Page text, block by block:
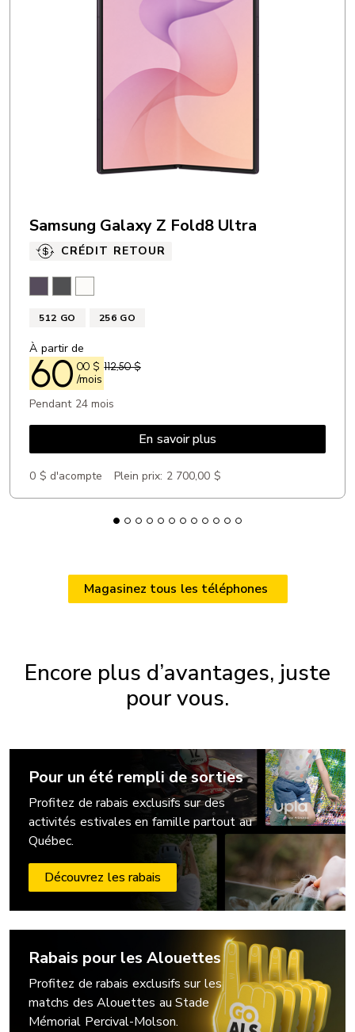
Samsung Galaxy Z Fold8 Ultra
CRÉDIT RETOUR
512 GO 256 GO
À partir de
60 00 $
/mois
112,50 $
Pendant 24 mois
En savoir plus
0 $ d'acompte Plein prix: 2 700,00 $
Magasinez tous les téléphones
Encore plus d’avantages, juste
pour vous.
Pour un été rempli de sorties
Profitez de rabais exclusifs sur des
activités estivales en famille partout au
Québec.
Découvrez les rabais
Rabais pour les Alouettes
Profitez de rabais exclusifs sur les
matchs des Alouettes au Stade
Mémorial Percival-Molson.